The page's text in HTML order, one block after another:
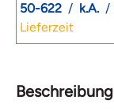
50-622 / k.A. /
Lieferzeit
Beschreibung